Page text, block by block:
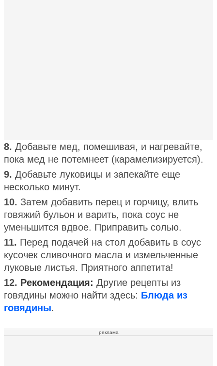
8. Добавьте мед, помешивая, и нагревайте,
пока мед не потемнеет (карамелизируется).
9. Добавьте луковицы и запекайте еще
несколько минут.
10. Затем добавить перец и горчицу, влить
говяжий бульон и варить, пока соус не
уменьшится вдвое. Приправить солью.
11. Перед подачей на стол добавить в соус
кусочек сливочного масла и измельченные
луковые листья. Приятного аппетита!
12. Рекомендация: Другие рецепты из
говядины можно найти здесь: Блюда из
говядины.
реклама